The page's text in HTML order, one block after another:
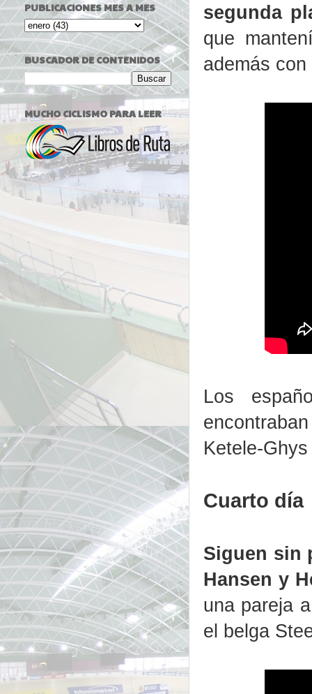
segunda
que
además
Los
Ketele-
Cuarto día
Siguen sin
Hansen y
una pareja
el belga
PUBLICACIONES MES A MES
BUSCADOR DE CONTENIDOS
MUCHO CICLISMO PARA LEER